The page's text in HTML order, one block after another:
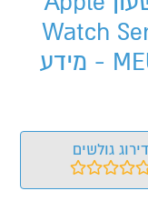
Watch
Aluminiu דגם: MEUX4ZR/A - מידע
דירוג גולשים